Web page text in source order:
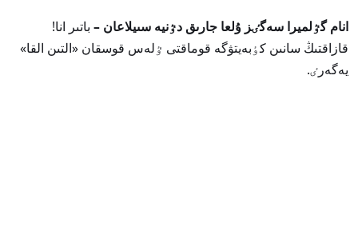
انام گٷلميرا سەگٸز ۇلعا جارىق دٷنيە سىيلاعان – باتىر انا!
قازاقتىڭ سانىن كٶبەيتۋگە قوماقتى ٷلەس قوسقان «التىن القا»
يەگەرٸ.